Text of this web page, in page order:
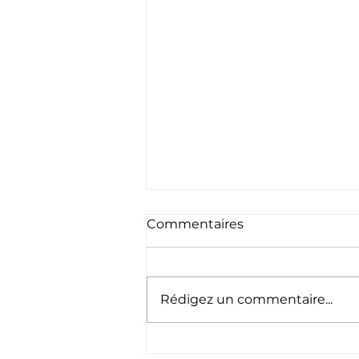
Commentaires
Rédigez un commentaire...